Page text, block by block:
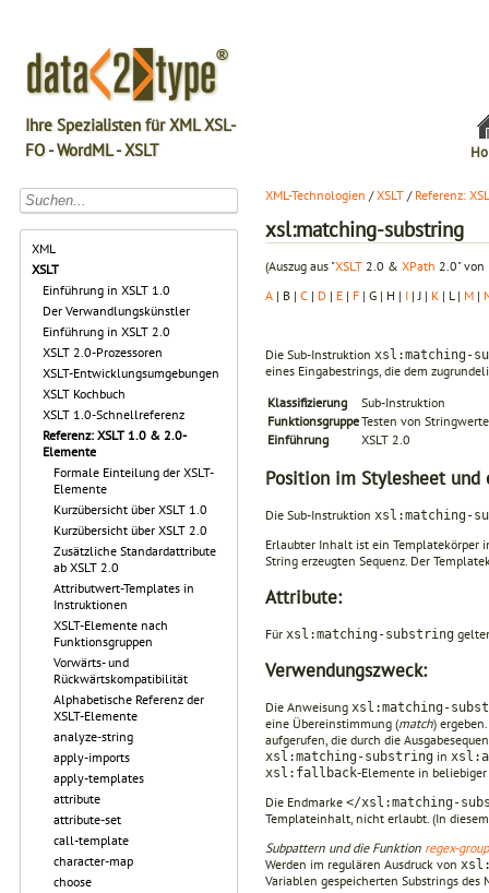
Ihre Spezialisten für XML XSL-
FO - WordML - XSLT
XML
XSLT
Einführung in XSLT 1.0
Der Verwandlungskünstler
Einführung in XSLT 2.0
XSLT 2.0-Prozessoren
XSLT-Entwicklungsumgebungen
XSLT Kochbuch
XSLT 1.0-Schnellreferenz
Referenz: XSLT 1.0 & 2.0-
Elemente
Formale Einteilung der XSLT-
Elemente
Kurzübersicht über XSLT 1.0
Kurzübersicht über XSLT 2.0
Zusätzliche Standardattribute
ab XSLT 2.0
Attributwert-Templates in
Instruktionen
XSLT-Elemente nach
Funktionsgruppen
Vorwärts- und
Rückwärtskompatibilität
Alphabetische Referenz der
XSLT-Elemente
analyze-string
apply-imports
apply-templates
attribute
attribute-set
call-template
character-map
choose
XML-Technologien /XSLT / Referenz:
xsl:matching-substring
(Auszug aus "XSLT 2.0 & XPath 2.0" von
A | B | C | D | E | F | G | H | I | J | K | L | M |
Die Sub-Instruktion xsl:matching-
eines Eingabestrings, die dem
Klassifizierung
Sub-Instruktion
FunktionsgruppeTesten von
Einführung
XSLT 2.0
Position im Stylesheet und
Die Sub-Instruktion xsl:matching-
Erlaubter Inhalt ist ein Templatekörper
String erzeugten Sequenz. Der
Attribute:
Für xsl:matching-substring
Verwendungszweck:
Die Anweisung xsl:matching-
eine Übereinstimmung (match)
aufgerufen, die durch die
xsl:matching-substring in
xsl:fallback-Elemente in
Die Endmarke </xsl:matching-
Templateinhalt, nicht erlaubt. (In
Subpattern und die Funktion regex-group
Werden im regulären Ausdruck von
Variablen gespeicherten Substrings